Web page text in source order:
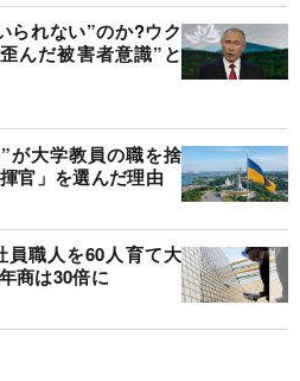
られない”のか?ウク
んだ被害者意識”と
が大学教員の職を捨
官」を選んだ理由
員職人を60人育て大
商は30倍に